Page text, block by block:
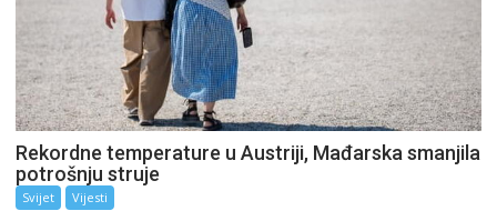
Rekordne temperature u Austriji, Mađarska smanjila
potrošnju struje
Svijet Vijesti